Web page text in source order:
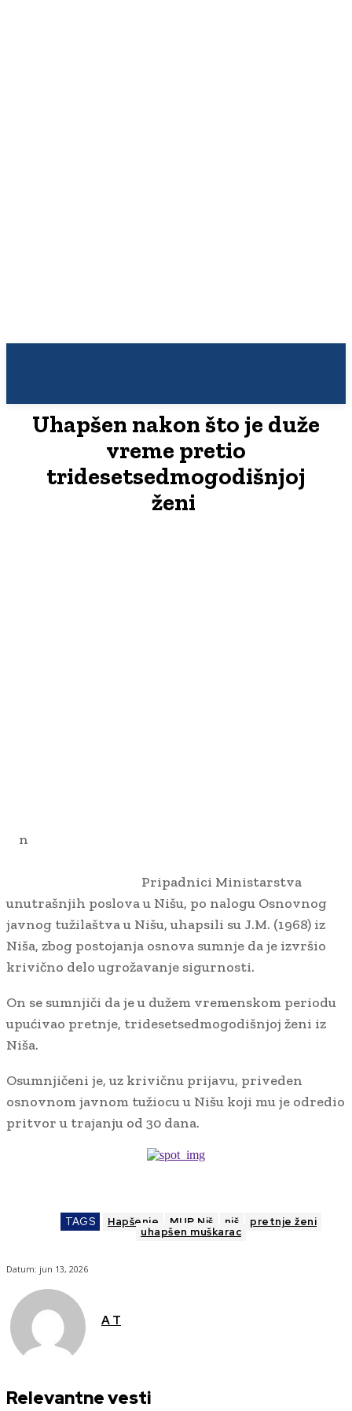
Uhapšen nakon što je duže
vreme pretio
tridesetsedmogodišnjoj
ženi
n
Pripadnici Ministarstva
unutrašnjih poslova u Nišu, po nalogu Osnovnog
javnog tužilaštva u Nišu, uhapsili su J.M. (1968) iz
Niša, zbog postojanja osnova sumnje da je izvršio
krivično delo ugrožavanje sigurnosti.
On se sumnjiči da je u dužem vremenskom periodu
upućivao pretnje, tridesetsedmogodišnjoj ženi iz
Niša.
Osumnjičeni je, uz krivičnu prijavu, priveden
osnovnom javnom tužiocu u Nišu koji mu je odredio
pritvor u trajanju od 30 dana.
TAGS Hapšenje MUP Niš niš pretnje ženi
uhapšen muškarac
Datum: jun 13, 2026
A T
Relevantne vesti